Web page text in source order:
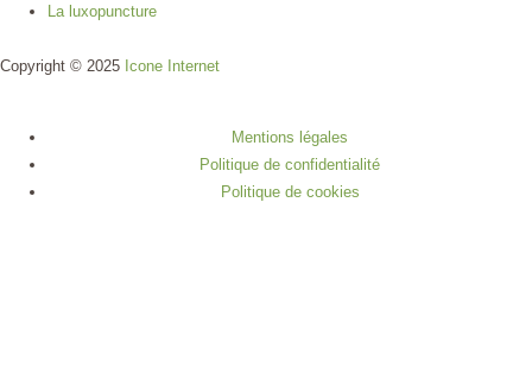
La luxopuncture
Copyright © 2025 Icone Internet
Mentions légales
Politique de confidentialité
Politique de cookies